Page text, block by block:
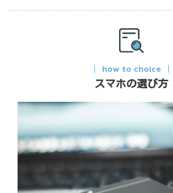
how to choice
スマホの選び方